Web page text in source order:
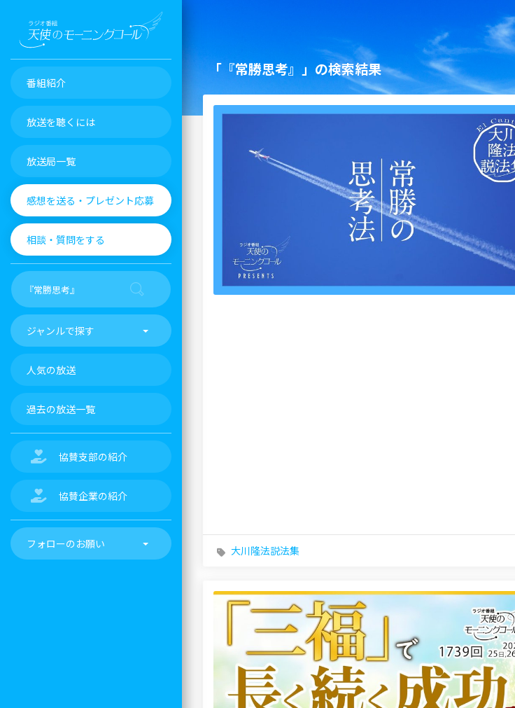
番組紹介
放送を聴くには
放送局一覧
感想を送る・プレゼント応募
相談・質問をする
ジャンルで探す
人気の放送
過去の放送一覧
協賛支部の紹介
協賛企業の紹介
フォローのお願い
「『常勝思考』」の検索結果
大川隆法説法集